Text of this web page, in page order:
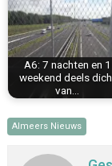
A6: 7 nachten en 1
weekend deels
van…
Almeers Nieuws